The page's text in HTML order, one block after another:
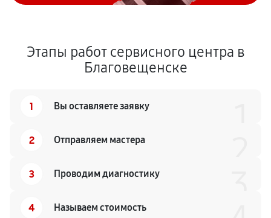
Этапы работ сервисного центра в
Благовещенске
1 Вы оставляете заявку
2 Отправляем мастера
3 Проводим диагностику
4 Называем стоимость